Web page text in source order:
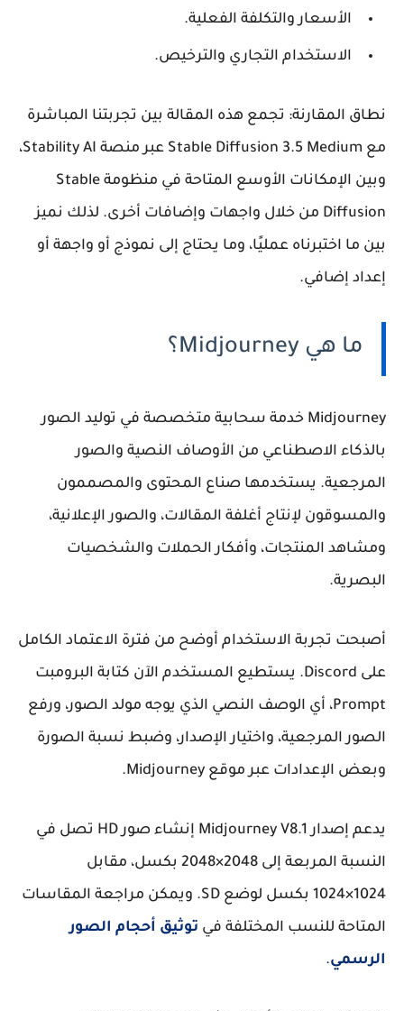
الأسعار والتكلفة الفعلية.
الاستخدام التجاري والترخيص.
نطاق المقارنة: تجمع هذه المقالة بين تجربتنا المباشرة
مع Stable Diffusion 3.5 Medium عبر منصة Stability AI،
وبين الإمكانات الأوسع المتاحة في منظومة Stable
Diffusion من خلال واجهات وإضافات أخرى. لذلك نميز
بين ما اختبرناه عمليًا، وما يحتاج إلى نموذج أو واجهة أو
إعداد إضافي.
ما هي Midjourney؟
Midjourney خدمة سحابية متخصصة في توليد الصور
بالذكاء الاصطناعي من الأوصاف النصية والصور
المرجعية. يستخدمها صناع المحتوى والمصممون
والمسوقون لإنتاج أغلفة المقالات، والصور الإعلانية،
ومشاهد المنتجات، وأفكار الحملات والشخصيات
البصرية.
أصبحت تجربة الاستخدام أوضح من فترة الاعتماد الكامل
على Discord. يستطيع المستخدم الآن كتابة البرومبت
Prompt، أي الوصف النصي الذي يوجه مولد الصور، ورفع
الصور المرجعية، واختيار الإصدار، وضبط نسبة الصورة
وبعض الإعدادات عبر موقع Midjourney.
يدعم إصدارMidjourney V8.1
إنشاء صور HD تصل في
النسبة المربعة إلى 2048×2048 بكسل، مقابل
1024×1024 بكسل لوضع SD. ويمكن مراجعة المقاسات
المتاحة للنسب المختلفة في توثيق أحجام الصور
الرسمي.